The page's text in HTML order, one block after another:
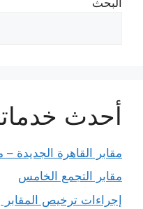
أحدث
مقابر القاهرة الجديدة –
مقابر التجمع الخامس
إجراءات ترخيص